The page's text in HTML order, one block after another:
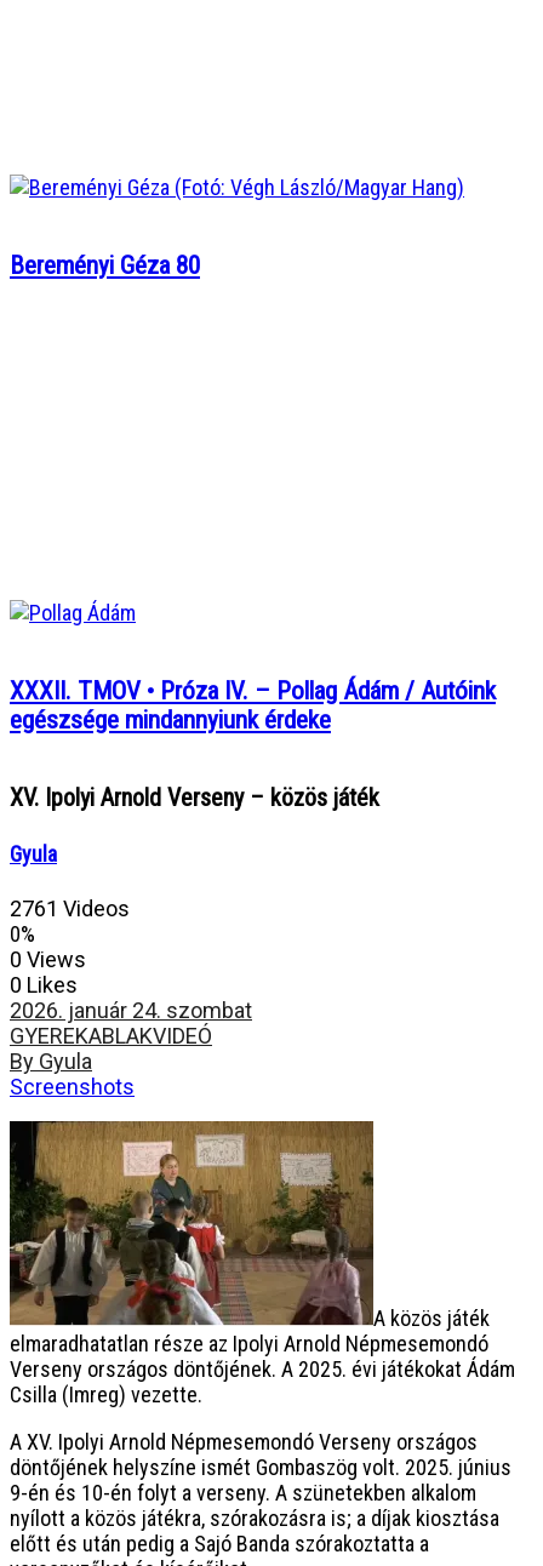
Bereményi Géza 80
XXXII. TMOV • Próza IV. – Pollag Ádám / Autóink
egészsége mindannyiunk érdeke
XV. Ipolyi Arnold Verseny – közös játék
Gyula
2761 Videos
0%
0 Views
0 Likes
2026. január 24. szombat
GYEREKABLAKVIDEÓ
By Gyula
Screenshots
A közös játék
elmaradhatatlan része az Ipolyi Arnold Népmesemondó
Verseny országos döntőjének. A 2025. évi játékokat Ádám
Csilla (Imreg) vezette.
A XV. Ipolyi Arnold Népmesemondó Verseny országos
döntőjének helyszíne ismét Gombaszög volt. 2025. június
9-én és 10-én folyt a verseny. A szünetekben alkalom
nyílott a közös játékra, szórakozásra is; a díjak kiosztása
előtt és után pedig a Sajó Banda szórakoztatta a